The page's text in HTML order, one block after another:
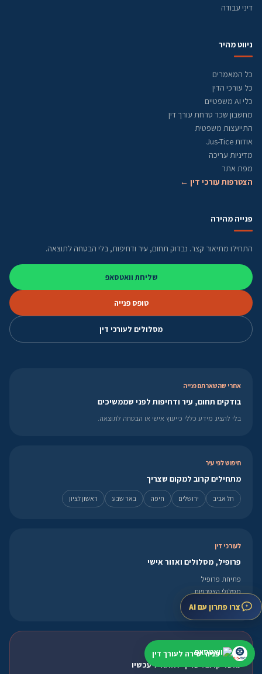
דיני עבודה
ניווט מהיר
כל המאמרים
כל עורכי הדין
כלי AI משפטיים
מחשבון שכר טרחת עורך דין
התייעצות משפטית
אודות Jus-Tice
מדיניות עריכה
מפת אתר
הצטרפות עורכי דין ←
פנייה מהירה
התחילו מתיאור קצר. נבדוק תחום, עיר ודחיפות, בלי הבטחה לתוצאה.
שליחת וואטסאפ
טופס פנייה
מסלולים לעורכי דין
אחרי שהשארתם פנייה
בודקים תחום, עיר ודחיפות לפני שממשיכים
בלי להציג מידע כללי כייעוץ אישי או הבטחה לתוצאה.
חיפוש לפי עיר
מתחילים קרוב למקום שצריך
תל אביב ירושלים חיפה באר שבע ראשון לציון
לעורכי דין
פרופיל, מסלולים ואזור אישי
פתיחת פרופיל
מסלולי הצטרפות
אזור אישי
פנייה מהירה
מועד קרוב? עדיף להתחיל עכשיו
צרו פתרון עם AI
פניה ישירה לעורך דין